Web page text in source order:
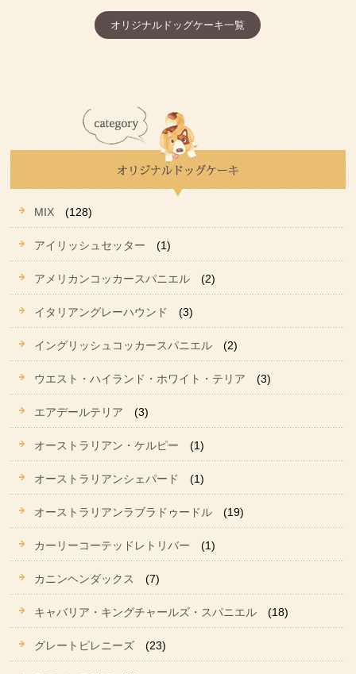
オリジナルドッグケーキ一覧
MIX (128)
アイリッシュセッター (1)
アメリカンコッカースパニエル (2)
イタリアングレーハウンド (3)
イングリッシュコッカースパニエル (2)
ウエスト・ハイランド・ホワイト・テリア (3)
エアデールテリア (3)
オーストラリアン・ケルピー (1)
オーストラリアンシェパード (1)
オーストラリアンラブラドゥードル (19)
カーリーコーテッドレトリバー (1)
カニンヘンダックス (7)
キャバリア・キングチャールズ・スパニエル (18)
グレートピレニーズ (23)